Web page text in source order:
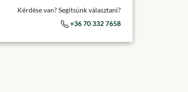
Kérdése van? Segítsünk választani?
+36 70 332 7658